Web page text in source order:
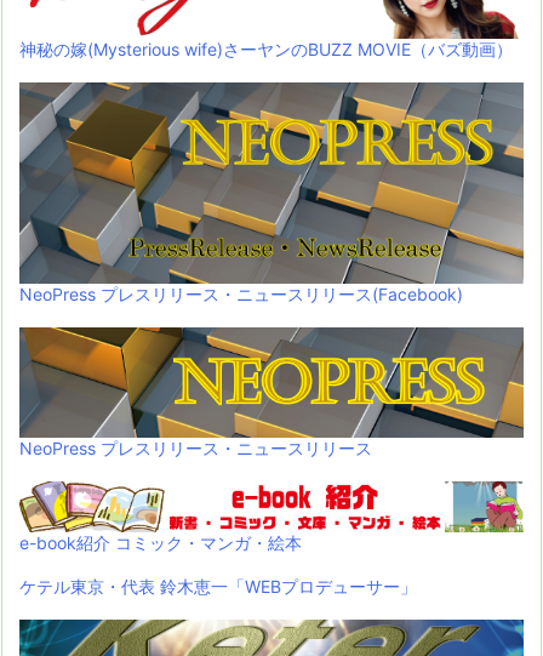
神秘の嫁(Mysterious wife)さーヤンのBUZZ MOVIE（バズ動画）
NeoPress プレスリリース・ニュースリリース(Facebook)
NeoPress プレスリリース・ニュースリリース
e-book紹介 コミック・マンガ・絵本
ケテル東京・代表 鈴木恵一「WEBプロデューサー」